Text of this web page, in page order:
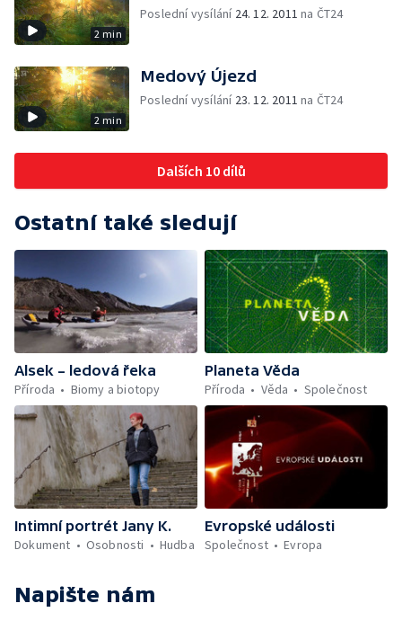
2 min
Poslední vysílání 24. 12. 2011 na ČT24
2 min
Medový Újezd
Poslední vysílání 23. 12. 2011 na ČT24
Dalších 10 dílů
Ostatní také sledují
Alsek – ledová řeka
Příroda
Biomy a biotopy
Planeta Věda
Příroda
Věda Společnost
Intimní portrét Jany K.
Dokument
Osobnosti Hudba
Evropské události
Společnost
Evropa
Napište nám